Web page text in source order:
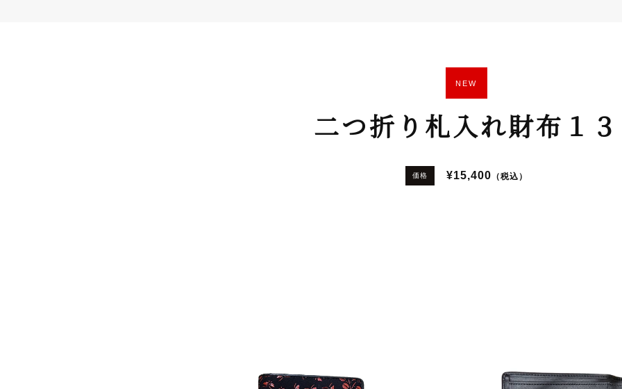
NEW
二つ折り札入れ財布１３
価格 ¥15,400 （税込）